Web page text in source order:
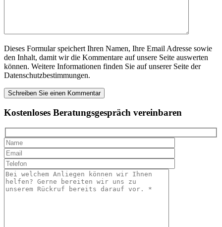
Dieses Formular speichert Ihren Namen, Ihre Email Adresse sowie
den Inhalt, damit wir die Kommentare auf unsere Seite auswerten
können. Weitere Informationen finden Sie auf unserer Seite der
Datenschutzbestimmungen.
Kostenloses Beratungsgespräch vereinbaren